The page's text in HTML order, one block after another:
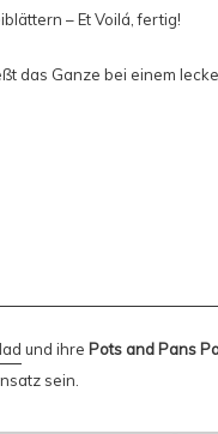
– Et Voilá, fertig!
das Ganze bei einem
und ihre Pots and Pans
sein.